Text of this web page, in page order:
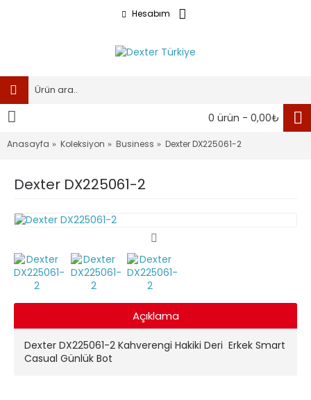
Hesabım
0 ürün - 0,00₺
Anasayfa Koleksiyon Business Dexter DX225061-2
Dexter DX225061-2
Açıklama
Dexter DX225061-2 Kahverengi Hakiki Deri Erkek Smart
Casual Günlük Bot